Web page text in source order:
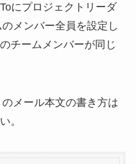
にプロジェクトリーダ
メンバー全員を設定し
チームメンバーが同じ
メール本文の書き方は
。